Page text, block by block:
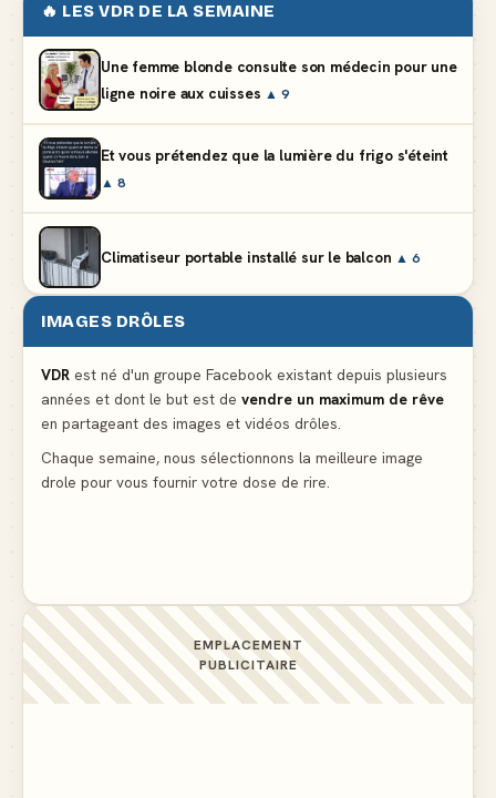
🔥 LES VDR DE LA SEMAINE
Une femme blonde consulte son médecin pour une
ligne noire aux cuisses ▲ 9
Et vous prétendez que la lumière du frigo s'éteint
▲ 8
Climatiseur portable installé sur le balcon ▲ 6
Partager l'addition alors que vous n'avez pris
Le mendiant revient avec un livre de cuisine
IMAGES DRÔLES
VDR est né d'un groupe Facebook existant depuis plusieurs
années et dont le but est de vendre un maximum de rêve
en partageant des images et vidéos drôles.
Chaque semaine, nous sélectionnons la meilleure image
drole pour vous fournir votre dose de rire.
EMPLACEMENT
PUBLICITAIRE